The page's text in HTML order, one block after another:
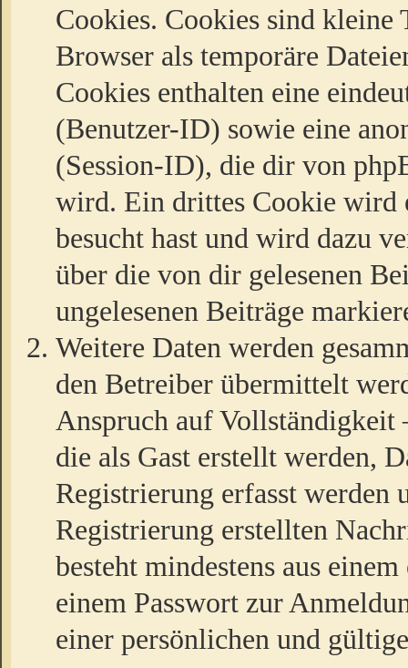
Cookies. Cookies sind kleine
Browser als temporäre
Cookies enthalten eine
(Benutzer-ID) sowie eine
(Session-ID), die dir von
wird. Ein drittes Cookie wird
besucht hast und wird dazu
über die von dir gelesenen
ungelesenen Beiträge
Weitere Daten werden
den Betreiber übermittelt
Anspruch auf
die als Gast erstellt werden,
Registrierung erfasst werden
Registrierung erstellten
besteht mindestens aus
einem Passwort zur
einer persönlichen und